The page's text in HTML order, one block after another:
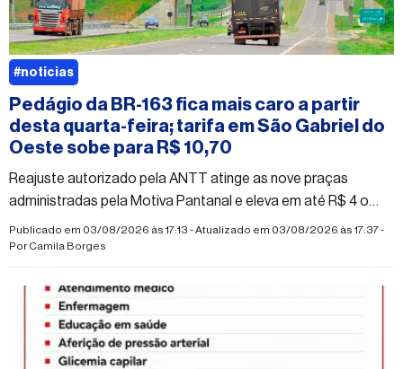
Pedágio da BR-163 fica mais caro a partir
desta quarta-feira; tarifa em São Gabriel do
Oeste sobe para R$ 10,70
Reajuste autorizado pela ANTT atinge as nove praças
administradas pela Motiva Pantanal e eleva em até R$ 4 o
valor cobrado na região norte de Mato Grosso do Sul
Publicado em 03/08/2026 às 17:13 - Atualizado em 03/08/2026 às 17:37 -
PorCamila Borges
#noticias